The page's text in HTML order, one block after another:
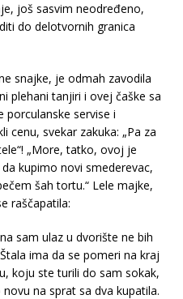
još sasvim neodređeno,
do delotvornih granica
snajke, je odmah zavodila
plehani tanjiri i ovej čaške sa
porculanske servise i
cenu, svekar zakuka: „Pa za
„More, tatko, ovoj je
kupimo novi smederevac,
šah tortu.“ Lele majke,
raščapatila:
sam ulaz u dvorište ne bih
ima da se pomeri na kraj
koju ste turili do sam sokak,
na sprat sa dva kupatila.